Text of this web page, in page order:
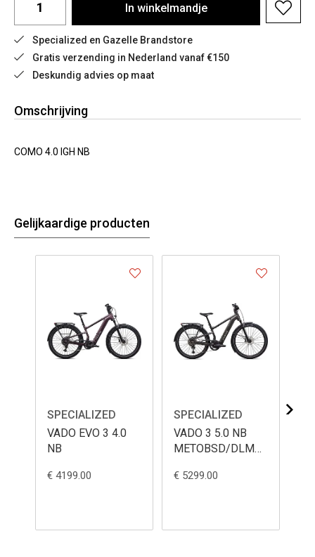
In winkelmandje
Specialized en Gazelle Brandstore
Gratis verzending in Nederland vanaf €150
Deskundig advies op maat
Omschrijving
COMO 4.0 IGH NB
Gelijkaardige producten
SPECIALIZED
VADO EVO 3 4.0
NB
€ 4199.00
SPECIALIZED
VADO 3 5.0 NB
METOBSD/DLMMET/
€ 5299.00